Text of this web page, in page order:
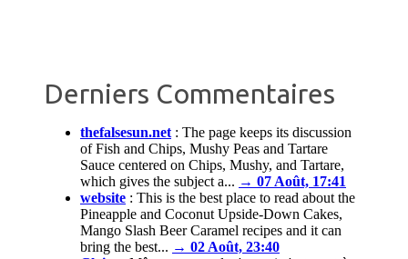
Derniers Commentaires
thefalsesun.net : The page keeps its discussion
of Fish and Chips, Mushy Peas and Tartare
Sauce centered on Chips, Mushy, and Tartare,
which gives the subject a... → 07 Août, 17:41
website : This is the best place to read about the
Pineapple and Coconut Upside-Down Cakes,
Mango Slash Beer Caramel recipes and it can
bring the best... → 02 Août, 23:40